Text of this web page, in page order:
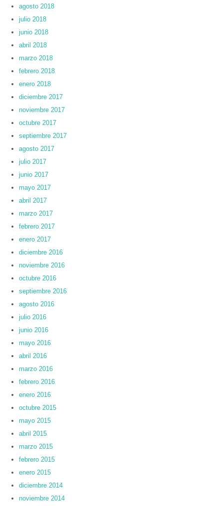
agosto 2018
julio 2018
junio 2018
abril 2018
marzo 2018
febrero 2018
enero 2018
diciembre 2017
noviembre 2017
octubre 2017
septiembre 2017
agosto 2017
julio 2017
junio 2017
mayo 2017
abril 2017
marzo 2017
febrero 2017
enero 2017
diciembre 2016
noviembre 2016
octubre 2016
septiembre 2016
agosto 2016
julio 2016
junio 2016
mayo 2016
abril 2016
marzo 2016
febrero 2016
enero 2016
octubre 2015
mayo 2015
abril 2015
marzo 2015
febrero 2015
enero 2015
diciembre 2014
noviembre 2014